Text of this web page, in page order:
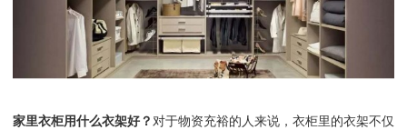
家里衣柜用什么衣架好？ 对于物资充裕的人来说，衣柜里的衣架不仅